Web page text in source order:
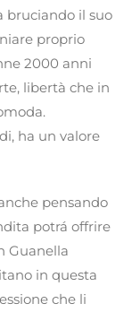
bruciando il suo
proprio
2000 anni
libertà che in
ha un valore
pensando
potrá offrire
Guanella
in questa
che li